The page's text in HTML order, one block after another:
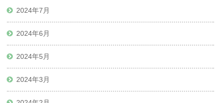
2024年7月
2024年6月
2024年5月
2024年3月